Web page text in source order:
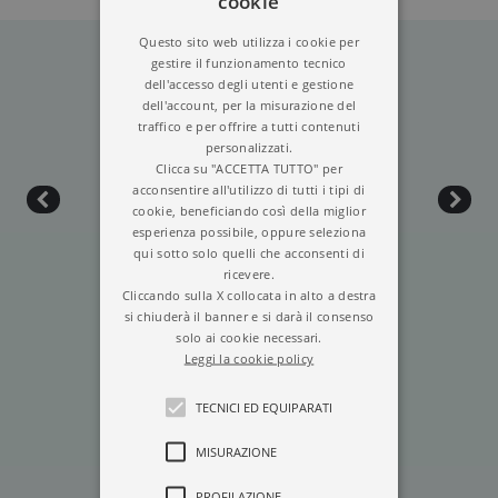
(2018),La mia casa è il mondo(2020) e
zen e l’arte di salvare il pianeta(2022),I sette passi
verso l’armonia(2023).
Questo sito web utilizza i cookie per
gestire il funzionamento tecnico
dell'accesso degli utenti e gestione
dell'account, per la misurazione del
traffico e per offrire a tutti contenuti
personalizzati.
Clicca su "ACCETTA TUTTO" per
acconsentire all'utilizzo di tutti i tipi di
cookie, beneficiando così della miglior
esperienza possibile, oppure seleziona
qui sotto solo quelli che acconsenti di
ricevere.
Cliccando sulla X collocata in alto a destra
si chiuderà il banner e si darà il consenso
solo ai cookie necessari.
Leggi la cookie policy
TECNICI ED EQUIPARATI
MISURAZIONE